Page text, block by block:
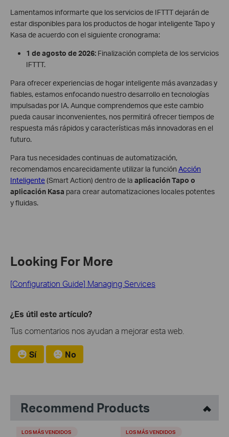
Lamentamos informarte que los servicios de IFTTT dejarán de
estar disponibles para los productos de hogar inteligente Tapo y
Kasa de acuerdo con el siguiente cronograma:
1 de agosto de 2026: Finalización completa de los servicios
IFTTT.
Para ofrecer experiencias de hogar inteligente más avanzadas y
fiables, estamos enfocando nuestro desarrollo en tecnologías
impulsadas por IA. Aunque comprendemos que este cambio
pueda causar inconvenientes, nos permitirá ofrecer tiempos de
respuesta más rápidos y características más innovadoras en el
futuro.
Para tus necesidades continuas de automatización,
recomendamos encarecidamente utilizar la función Acción
Inteligente(Smart Action) dentro de la aplicación Tapo o
aplicación Kasa para crear automatizaciones locales potentes
y fluidas.
Looking For More
[Configuration Guide] Managing Services
¿Es útil este artículo?
Tus comentarios nos ayudan a mejorar esta web.
Sí No
Recommend Products
LOS MÁS VENDIDOS LOS MÁS VENDIDOS